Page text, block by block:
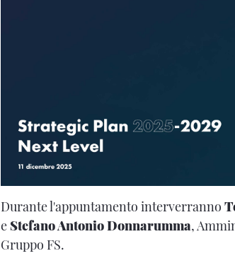
Durante l'appuntamento interverranno
e Stefano Antonio Donnarumma,
Gruppo FS.